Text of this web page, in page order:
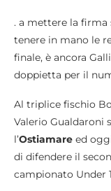
. a mettere la firma
tenere in mano le
finale, è ancora
doppietta per il
Al triplice fischio
Valerio Gualdaroni
l’Ostiamare ed
di difendere il
campionato Under